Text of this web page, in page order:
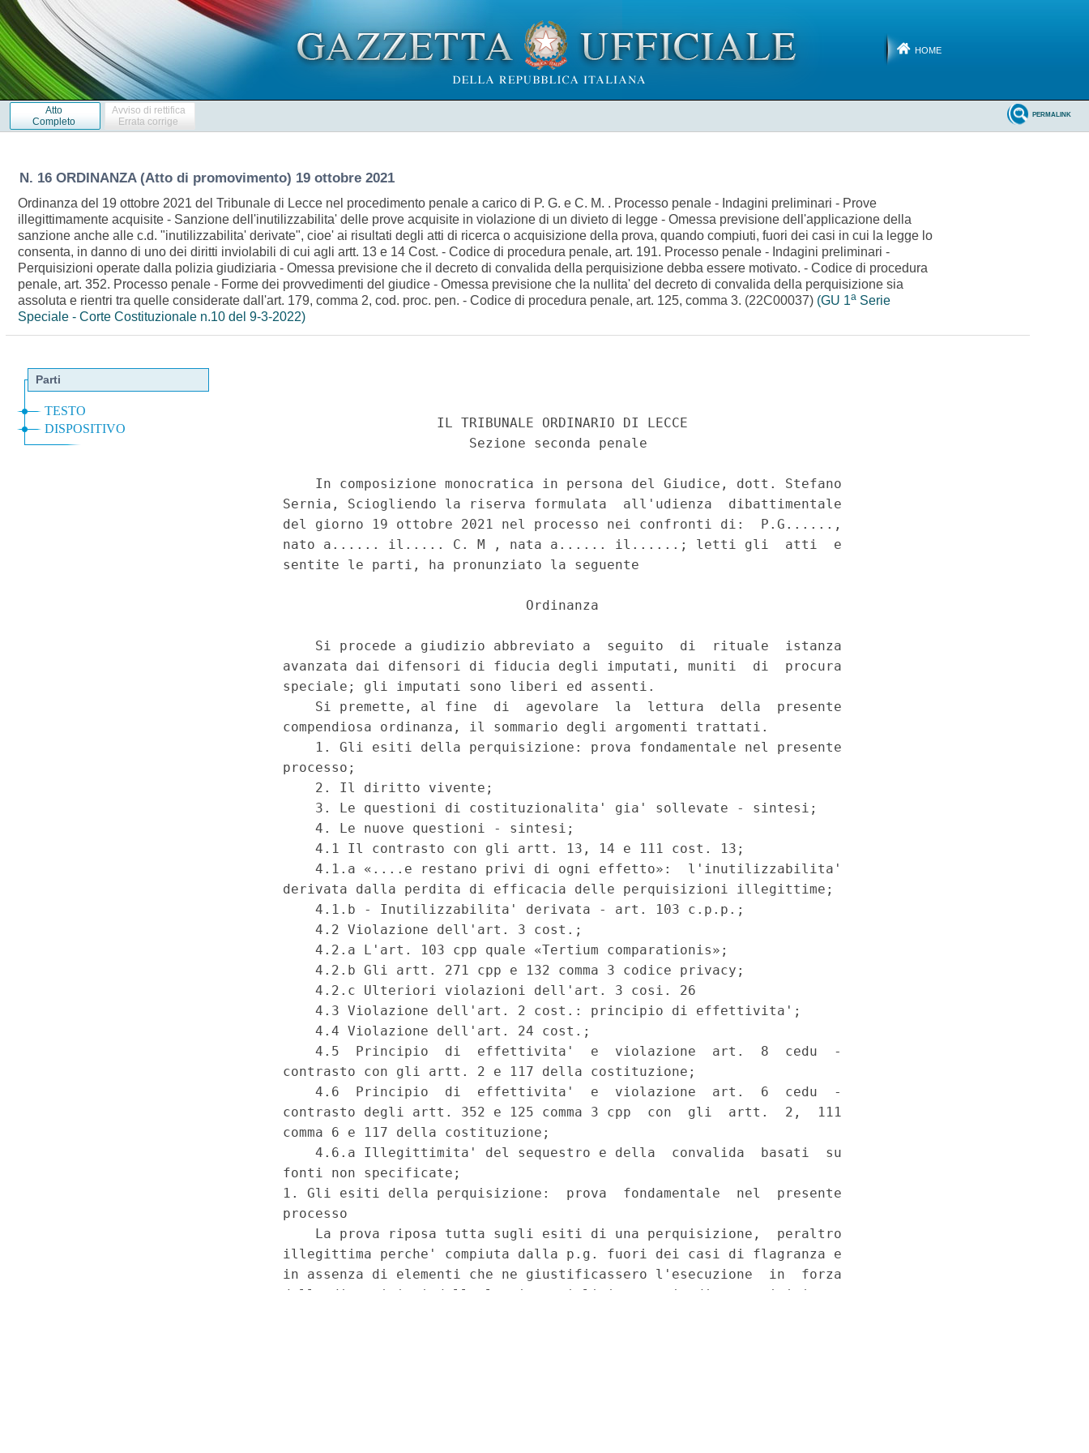
HOME
Atto
Completo
Avviso di rettifica
Errata corrige
PERMALINK
N. 16 ORDINANZA (Atto di promovimento) 19 ottobre 2021
Ordinanza del 19 ottobre 2021 del Tribunale di Lecce nel procedimento penale a carico di P. G. e C. M. . Processo penale - Indagini preliminari - Prove
illegittimamente acquisite - Sanzione dell'inutilizzabilita' delle prove acquisite in violazione di un divieto di legge - Omessa previsione dell'applicazione della
sanzione anche alle c.d. "inutilizzabilita' derivate", cioe' ai risultati degli atti di ricerca o acquisizione della prova, quando compiuti, fuori dei casi in cui la legge lo
consenta, in danno di uno dei diritti inviolabili di cui agli artt. 13 e 14 Cost. - Codice di procedura penale, art. 191. Processo penale - Indagini preliminari -
Perquisizioni operate dalla polizia giudiziaria - Omessa previsione che il decreto di convalida della perquisizione debba essere motivato. - Codice di procedura
penale, art. 352. Processo penale - Forme dei provvedimenti del giudice - Omessa previsione che la nullita' del decreto di convalida della perquisizione sia
assoluta e rientri tra quelle considerate dall'art. 179, comma 2, cod. proc. pen. - Codice di procedura penale, art. 125, comma 3. (22C00037) (GU 1a Serie
Speciale - Corte Costituzionale n.10 del 9-3-2022)